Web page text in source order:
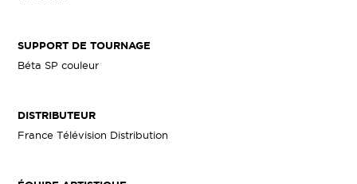
SUPPORT DE TOURNAGE
Béta SP couleur
DISTRIBUTEUR
France Télévision Distribution